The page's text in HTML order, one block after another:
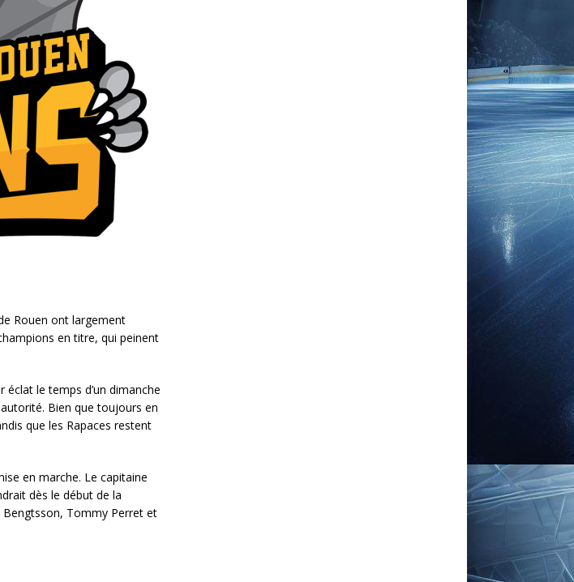
Rouen ont largement
en titre, qui peinent
le temps d’un dimanche
Bien que toujours en
que les Rapaces restent
en marche. Le capitaine
dès le début de la
Bengtsson, Tommy Perret et